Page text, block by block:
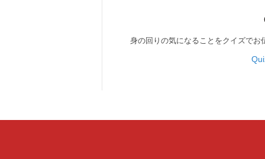
身の回りの気になることをクイズでお